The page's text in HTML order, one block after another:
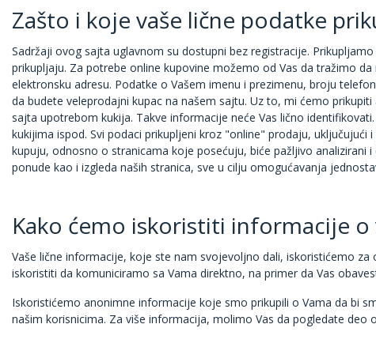
Zašto i koje vaše lične podatke
Sadržaji ovog sajta uglavnom su dostupni bez registracije.
prikupljaju. Za potrebe online kupovine možemo od Vas da tražimo
elektronsku adresu. Podatke o Vašem imenu i prezimenu, broju
da budete veleprodajni kupac na našem sajtu. Uz to, mi ćemo
sajta upotrebom kukija. Takve informacije neće Vas lično
kukijima ispod. Svi podaci prikupljeni kroz "online" prodaju,
kupuju, odnosno o stranicama koje posećuju, biće pažljivo analizirani
ponude kao i izgleda naših stranica, sve u cilju omogućavanja
Kako ćemo iskoristiti informacije o
Vaše lične informacije, koje ste nam svojevoljno dali, iskoristićemo
iskoristiti da komuniciramo sa Vama direktno, na primer da Vas
Iskoristićemo anonimne informacije koje smo prikupili o Vama da bi
našim korisnicima. Za više informacija, molimo Vas da pogledate deo